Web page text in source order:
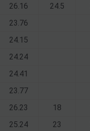
26.16 24.5
23.76
24.15
24.24
24.41
23.77
26.23 18
25.24 23